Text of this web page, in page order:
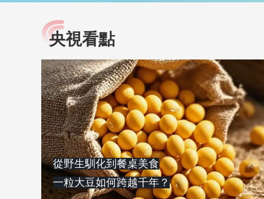
小央視頻
央視網原創視頻子品牌，
以更加貼近年輕人的視
角，有趣、有料、有故事
的方式解讀時代。
提高全民健康素養水
助力“健康中國2030”
略。央視網《全民健
康》，向所有人分享
知識！
央視看點
從野生馴化到餐桌美食
一粒大豆如何跨越千年？